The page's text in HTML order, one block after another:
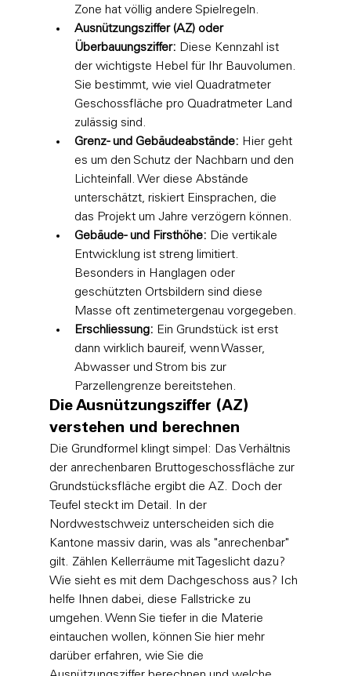
Zone hat völlig andere Spielregeln.
Ausnützungsziffer (AZ) oder
Überbauungsziffer: Diese Kennzahl ist
der wichtigste Hebel für Ihr Bauvolumen.
Sie bestimmt, wie viel Quadratmeter
Geschossfläche pro Quadratmeter Land
zulässig sind.
Grenz- und Gebäudeabstände: Hier geht
es um den Schutz der Nachbarn und den
Lichteinfall. Wer diese Abstände
unterschätzt, riskiert Einsprachen, die
das Projekt um Jahre verzögern können.
Gebäude- und Firsthöhe: Die vertikale
Entwicklung ist streng limitiert.
Besonders in Hanglagen oder
geschützten Ortsbildern sind diese
Masse oft zentimetergenau vorgegeben.
Erschliessung: Ein Grundstück ist erst
dann wirklich baureif, wenn Wasser,
Abwasser und Strom bis zur
Parzellengrenze bereitstehen.
Die Ausnützungsziffer (AZ)
verstehen und berechnen
Die Grundformel klingt simpel: Das Verhältnis
der anrechenbaren Bruttogeschossfläche zur
Grundstücksfläche ergibt die AZ. Doch der
Teufel steckt im Detail. In der
Nordwestschweiz unterscheiden sich die
Kantone massiv darin, was als "anrechenbar"
gilt. Zählen Kellerräume mit Tageslicht dazu?
Wie sieht es mit dem Dachgeschoss aus? Ich
helfe Ihnen dabei, diese Fallstricke zu
umgehen. Wenn Sie tiefer in die Materie
eintauchen wollen, können Sie hier mehr
darüber erfahren, wie Sie die